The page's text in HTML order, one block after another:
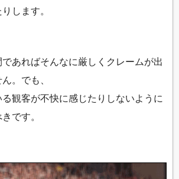
します。
あればそんなに厳しくクレームが出
。でも、
観客が不快に感じたりしないように
です。